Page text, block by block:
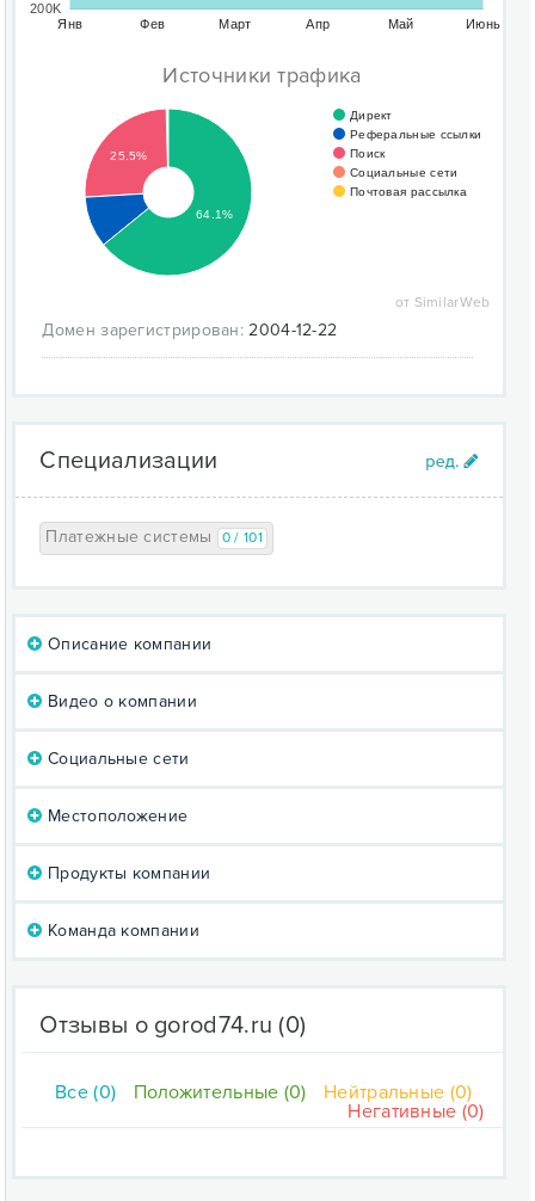
Янв Фев Март Апр Май Июнь
200K
Источники трафика
Директ
Реферальные ссылки
Поиск
Социальные сети
Почтовая рассылка
25.5%
64.1%
от SimilarWeb
Домен зарегистрирован: 2004-12-22
Специализации
Платежные системы 0 / 101
Описание компании
Видео о компании
Социальные сети
Местоположение
Продукты компании
Команда компании
Отзывы о gorod74.ru (0)
Все (0) Положительные (0)
Нейтральные (0)
Негативные (0)